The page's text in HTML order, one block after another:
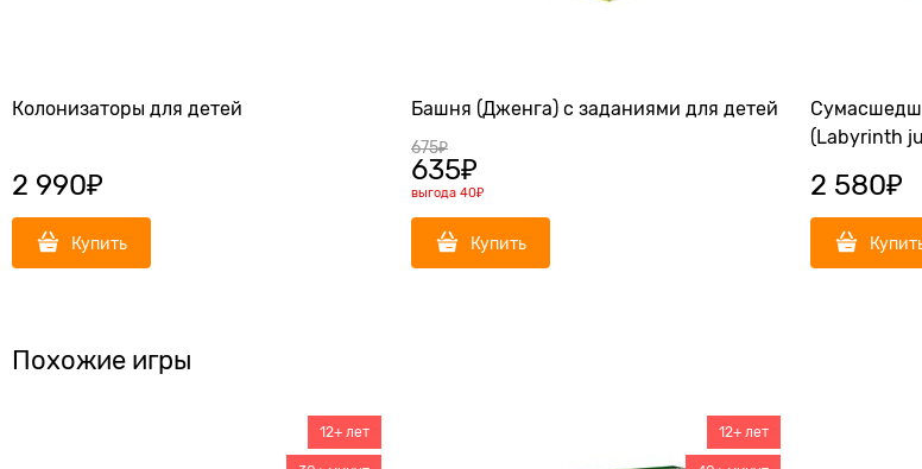
Колонизаторы для детей
2 990₽
Купить
Башня (Дженга) с заданиями для детей
675₽
635₽
выгода 40₽
Купить
(Labyrinth
2 580₽
Похожие игры
12+ лет 12+ лет